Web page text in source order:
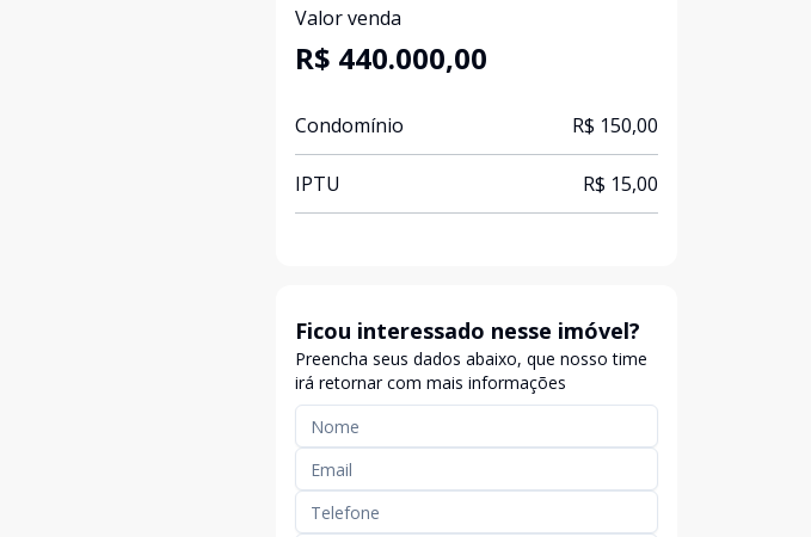
Valor venda
R$ 440.000,00
Condomínio R$ 150,00
IPTU R$ 15,00
Ficou interessado nesse imóvel?
Preencha seus dados abaixo, que nosso time
irá retornar com mais informações